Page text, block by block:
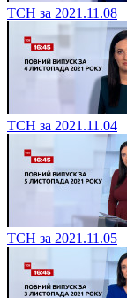
ТСН за 2021.11.08
ТСН за 2021.11.04
ТСН за 2021.11.05